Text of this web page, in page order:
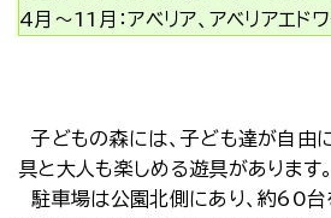
4月～11月：アベリア、アベリアエド
子どもの森には、子ども達が自由
具と大人も楽しめる遊具があります。
駐車場は公園北側にあり、約60台